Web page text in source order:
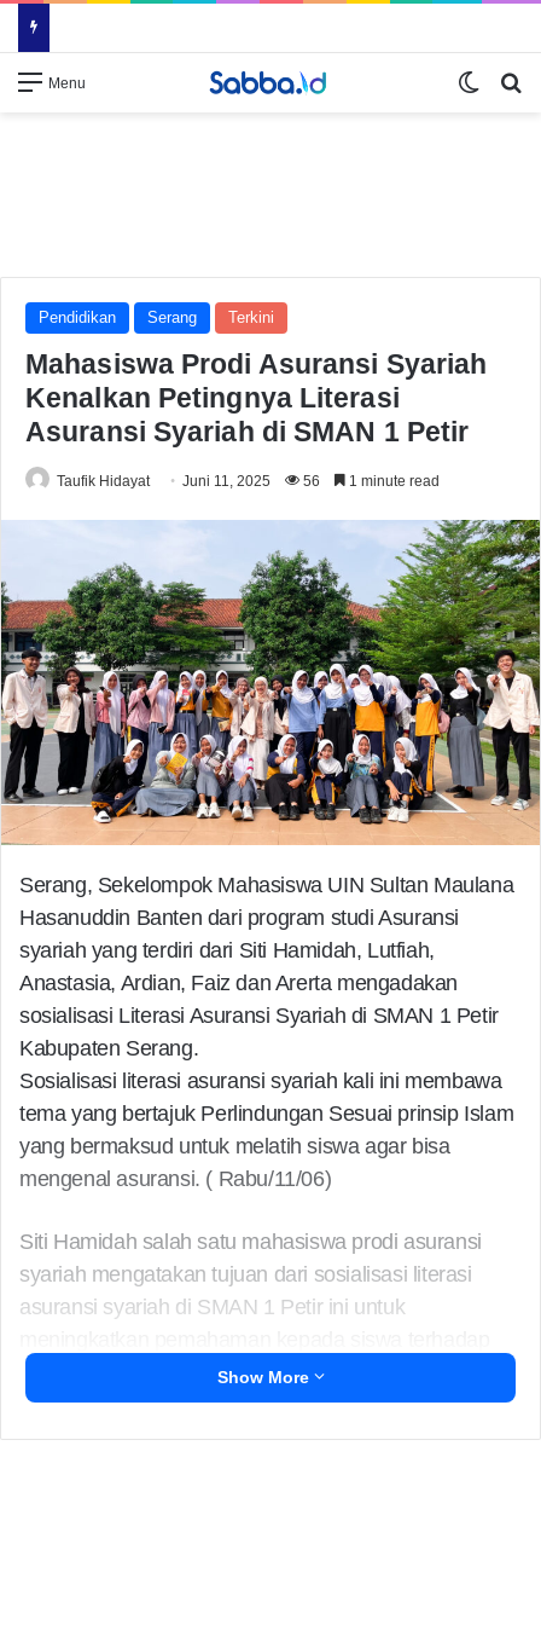
Menu
Pendidikan Serang Terkini
Mahasiswa Prodi Asuransi Syariah
Kenalkan Petingnya Literasi
Asuransi Syariah di SMAN 1 Petir
Taufik Hidayat Juni 11, 2025 56 1 minute read
Serang, Sekelompok Mahasiswa UIN Sultan Maulana
Hasanuddin Banten dari program studi Asuransi
syariah yang terdiri dari Siti Hamidah, Lutfiah,
Anastasia, Ardian, Faiz dan Arerta mengadakan
sosialisasi Literasi Asuransi Syariah di SMAN 1 Petir
Kabupaten Serang.
Sosialisasi literasi asuransi syariah kali ini membawa
tema yang bertajuk Perlindungan Sesuai prinsip Islam
yang bermaksud untuk melatih siswa agar bisa
mengenal asuransi. ( Rabu/11/06)
Siti Hamidah salah satu mahasiswa prodi asuransi
syariah mengatakan tujuan dari sosialisasi literasi
asuransi syariah di SMAN 1 Petir ini untuk
Seperti mengenalkan konsep dasar asuransi syariah,
termasuk prinsip-prinsip utamanya seperti tolong-
Show More